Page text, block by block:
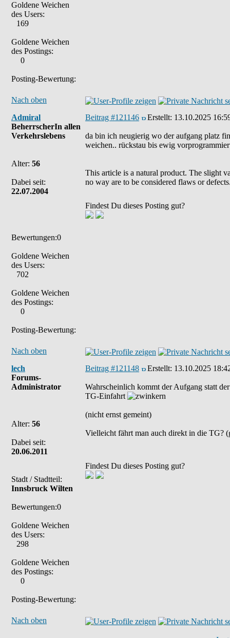
Goldene Weichen
des Users:
169
Goldene Weichen
des Postings:
0
Posting-Bewertung:
Nach oben
Admiral
BeherrscherIn allen
Verkehrslebens
Alter: 56
Dabei seit:
22.07.2004
Bewertungen:0
Goldene Weichen
des Users:
702
Goldene Weichen
des Postings:
0
Posting-Bewertung:
Beitrag #121146 Erstellt: 13.10.2025
da bin ich neugierig wo der aufgang platz
weichen.. rückstau bis ewig
This article is a natural product. The slight
no way are to be considered flaws or
Findest Du dieses Posting gut?
Nach oben
lech
Forums-
Administrator
Alter: 56
Dabei seit:
20.06.2011
Stadt / Stadtteil:
Innsbruck Wilten
Bewertungen:0
Goldene Weichen
des Users:
298
Goldene Weichen
des Postings:
0
Posting-Bewertung:
Beitrag #121148 Erstellt: 13.10.2025
Wahrscheinlich kommt der Aufgang statt
TG-Einfahrt
(nicht ernst gemeint)
Vielleicht fährt man auch direkt in die TG?
Findest Du dieses Posting gut?
Nach oben